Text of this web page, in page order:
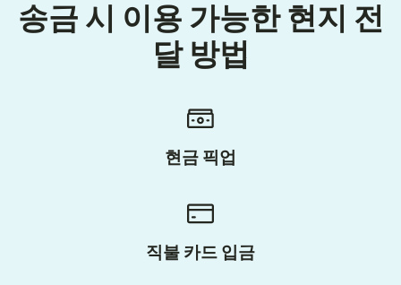
송금 시 이용 가능한 현지 전
달 방법
현금 픽업
직불 카드 입금